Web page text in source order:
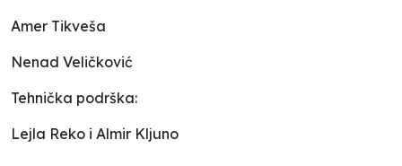
Amer Tikveša
Nenad Veličković
Tehnička podrška:
Lejla Reko i Almir Kljuno